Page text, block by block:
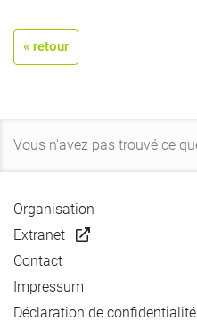
« retour
Organisation
Extranet
Contact
Impressum
Déclaration de confidentialité